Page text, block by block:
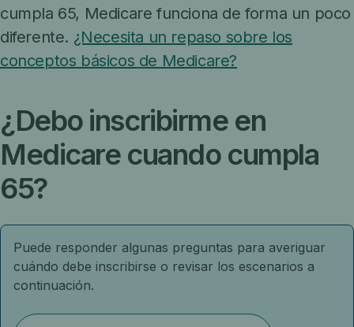
cumpla 65, Medicare funciona de forma un poco
diferente. ¿Necesita un repaso sobre los
conceptos básicos de Medicare?
¿Debo inscribirme en
Medicare cuando cumpla
65?
Puede responder algunas preguntas para averiguar
cuándo debe inscribirse o revisar los escenarios a
continuación.